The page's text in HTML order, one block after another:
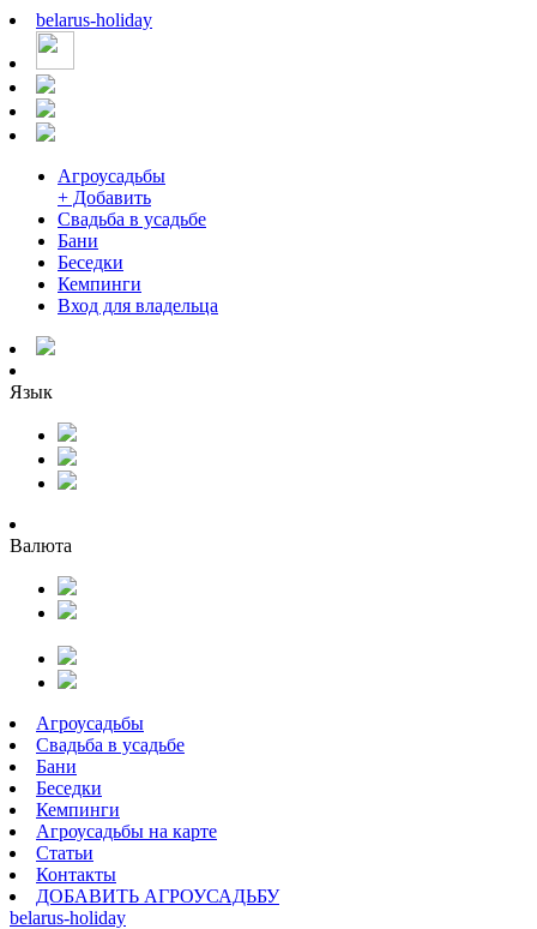
belarus-holiday
Агроусадьбы
+ Добавить
Свадьба в усадьбе
Бани
Беседки
Кемпинги
Вход для владельца
Язык
Валюта
Агроусадьбы
Свадьба в усадьбе
Бани
Беседки
Кемпинги
Агроусадьбы на карте
Статьи
Контакты
ДОБАВИТЬ АГРОУСАДЬБУ
belarus-holiday